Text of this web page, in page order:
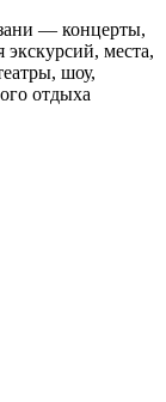
— концерты,
экскурсий, места,
шоу,
отдыха